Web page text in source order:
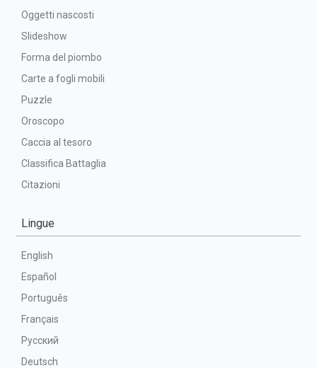
Oggetti nascosti
Slideshow
Forma del piombo
Carte a fogli mobili
Puzzle
Oroscopo
Caccia al tesoro
Classifica Battaglia
Citazioni
Lingue
English
Español
Português
Français
Русский
Deutsch